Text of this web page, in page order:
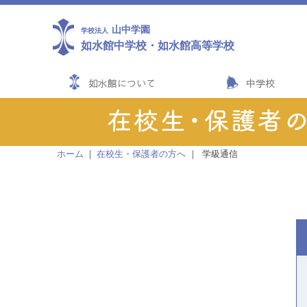
学校法人 山中学園
如水館中学校 ・如水館高等学校
如水館について 中学校
ホーム 在校生・保護者の方へ 学級通信